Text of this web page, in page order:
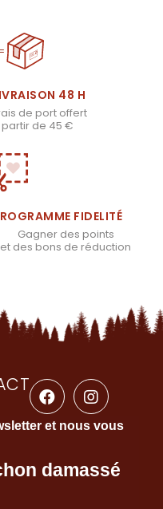
48 H
de port offert
partir de 45 €
FIDELITÉ
Gagner des points
et des bons de réduction
et nous vous
damassé